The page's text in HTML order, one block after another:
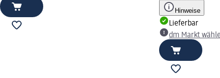
Hinweise
Lieferbar
dm Markt